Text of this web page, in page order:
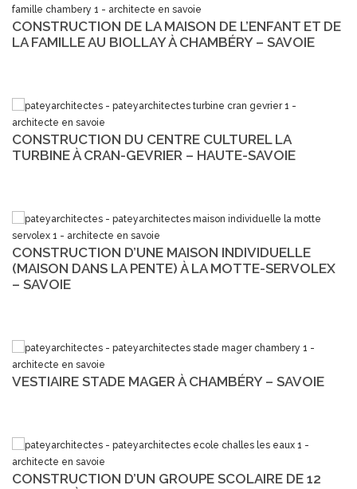
CONSTRUCTION DE LA MAISON DE L’ENFANT ET DE
LA FAMILLE AU BIOLLAY À CHAMBÉRY – SAVOIE
CONSTRUCTION DU CENTRE CULTUREL LA
TURBINE À CRAN-GEVRIER – HAUTE-SAVOIE
CONSTRUCTION D’UNE MAISON INDIVIDUELLE
(MAISON DANS LA PENTE) À LA MOTTE-SERVOLEX
– SAVOIE
VESTIAIRE STADE MAGER À CHAMBÉRY – SAVOIE
CONSTRUCTION D’UN GROUPE SCOLAIRE DE 12